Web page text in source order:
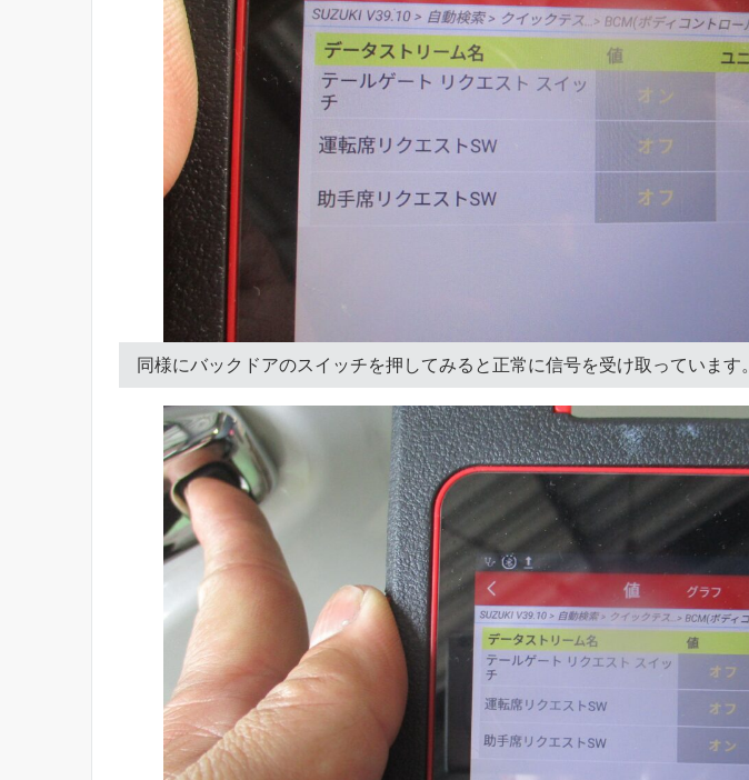
同様にバックドアのスイッチを押してみると正常に信号を受け取っています。